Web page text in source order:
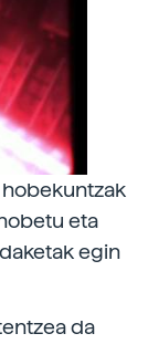
hobekuntzak
eta
egin
da